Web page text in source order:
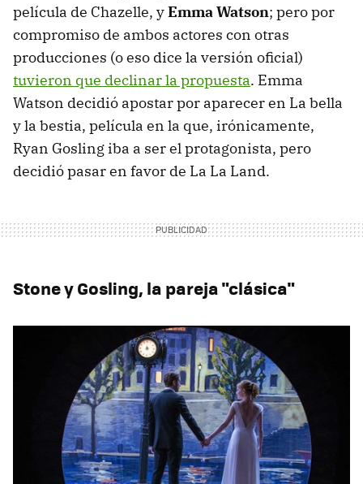
película de Chazelle, yEmma Watson; pero por
compromiso de ambos actores con otras
producciones (o eso dice la versión oficial)
tuvieron que declinar la propuesta. Emma
Watson decidió apostar por aparecer en La bella
y la bestia, película en la que, irónicamente,
Ryan Gosling iba a ser el protagonista, pero
decidió pasar en favor de La La Land.
Stone y Gosling, la pareja "clásica"